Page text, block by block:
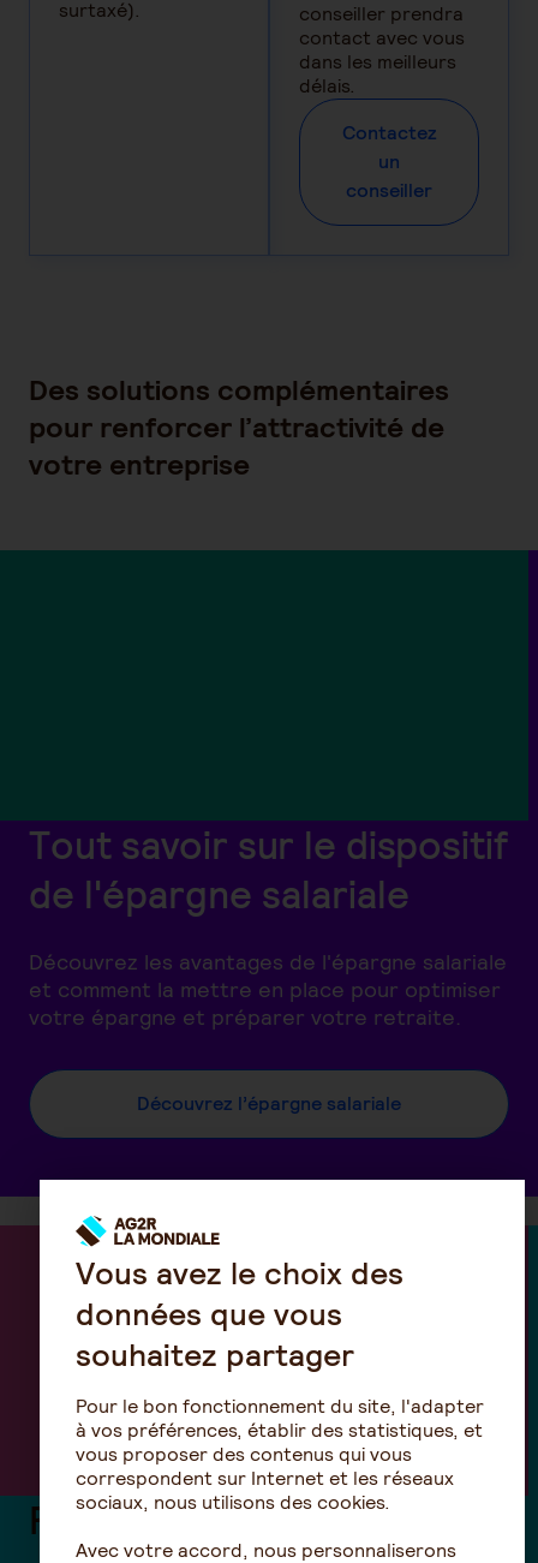
surtaxé).
conseiller prendra
contact avec vous
dans les meilleurs
délais.
Contactez
un
conseiller
Des solutions complémentaires
pour renforcer l’attractivité de
votre entreprise
Tout savoir sur le dispositif
de l'épargne salariale
Découvrez les avantages de l'épargne salariale
et comment la mettre en place pour optimiser
votre épargne et préparer votre retraite.
Découvrez l’épargne salariale
PERCOL : notre plan
Vous avez le choix des
données que vous
souhaitez partager
Pour le bon fonctionnement du site, l'adapter
à vos préférences, établir des statistiques, et
vous proposer des contenus qui vous
correspondent sur Internet et les réseaux
sociaux, nous utilisons des cookies.
Avec votre accord, nous personnaliserons